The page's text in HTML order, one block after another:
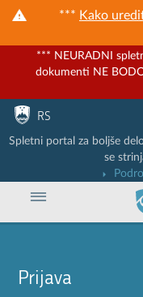
*** Kako
*** NEURADNI
dokumenti NE
Nadaljuj na vsebino
Nadaljuj na vsebino zaprtega
RS
Spletni portal za boljše
se
Prijava